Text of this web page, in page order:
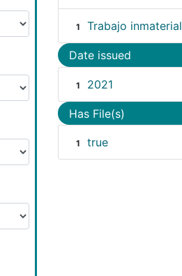
1 Trabajo inmaterial
Date issued
1 2021
Has File(s)
1 true